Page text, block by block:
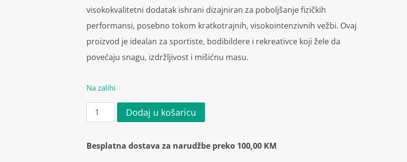
visokokvalitetni dodatak ishrani dizajniran za poboljšanje fizičkih
performansi, posebno tokom kratkotrajnih, visokointenzivnih vežbi. Ovaj
proizvod je idealan za sportiste, bodibildere i rekreativce koji žele da
povećaju snagu, izdržljivost i mišićnu masu.
Na zalihi
Applied
Nutrition
Creatine
Dodaj u košaricu
Besplatna dostava za narudžbe preko 100,00 KM